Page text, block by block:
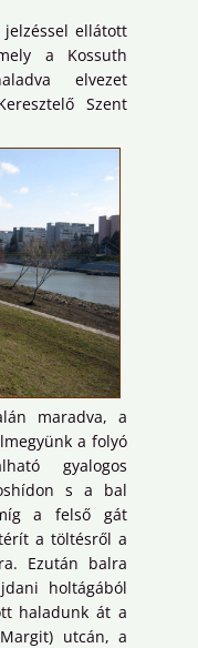
ellátott
a Kossuth
elvezet
Szent
maradva, a
a folyó
gyalogos
s a bal
a felső gát
a töltésről a
Ezután balra
holtágából
haladunk át a
utcán, a